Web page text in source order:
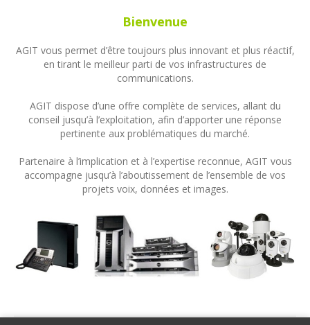
Bienvenue
AGIT vous permet d’être toujours plus innovant et plus réactif,
en tirant le meilleur parti de vos infrastructures de
communications.
AGIT dispose d’une offre complète de services, allant du
conseil jusqu’à l’exploitation, afin d’apporter une réponse
pertinente aux problématiques du marché.
Partenaire à l’implication et à l’expertise reconnue, AGIT vous
accompagne jusqu’à l’aboutissement de l’ensemble de vos
projets voix, données et images.